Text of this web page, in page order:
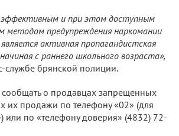
и при этом доступным
методом предупреждения наркомании
активная пропагандистская
с раннего школьного возраста»,
службе брянской полиции.
сообщать о продавцах запрещенных
их продажи по телефону «02» (для
или по «телефону доверия» (4832) 72-